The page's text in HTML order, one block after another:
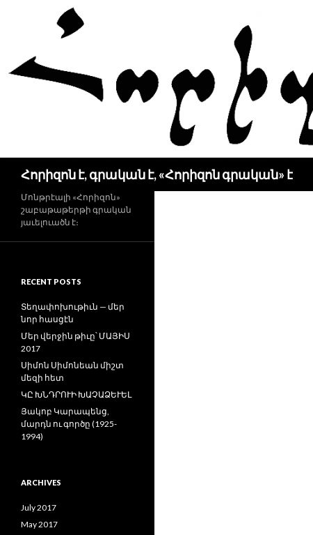
Հորիզոն է, գրական է, «Հորիզոն գրական» է
Մոնթրէալի «Հորիզոն»
շաբաթաթերթի գրական
յաւելուածն է։
RECENT POSTS
Տեղափոխութիւն — մեր
նոր հասցէն
Մեր վերջին թիւը՝ ՄԱՅԻՍ
2017
Սիմոն Սիմոնեան միշտ
մեզի հետ
ԿԸ ԽՆԴՐՈՒԻ ԽԱՉԱՁԵՒԵԼ
Յակոբ Կարապենց,
մարդն ու գործը (1925-
1994)
ARCHIVES
July 2017
May 2017